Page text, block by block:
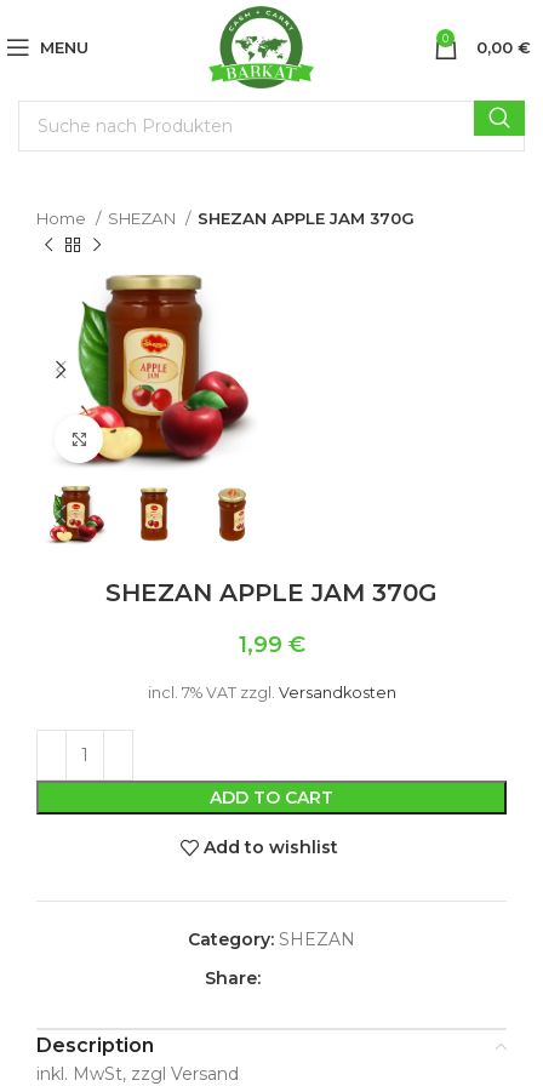
MENU 0 0,00 €
Home SHEZAN SHEZAN APPLE JAM 370G
Click to enlarge
SHEZAN APPLE JAM 370G
1,99 €
incl. 7% VAT zzgl. Versandkosten
ADD TO CART
Add to wishlist
Category: SHEZAN
Share:
Description
inkl. MwSt, zzgl Versand